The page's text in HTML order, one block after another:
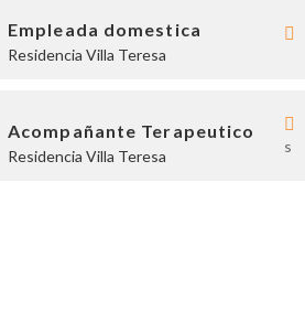
Empleada domestica
Residencia Villa Teresa
Acompañante Terapeutico
Residencia Villa Teresa
s